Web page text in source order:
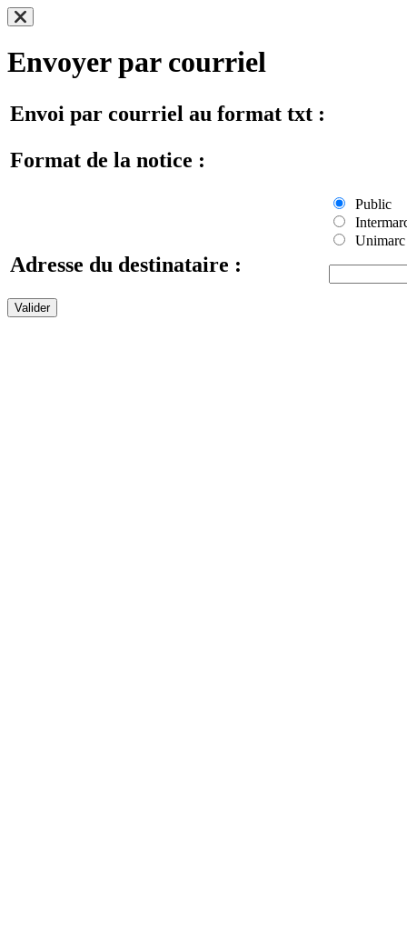
Envoyer par courriel
Envoi par courriel au format txt :
Format de la notice :
Public
Unimarc
Adresse du destinataire :